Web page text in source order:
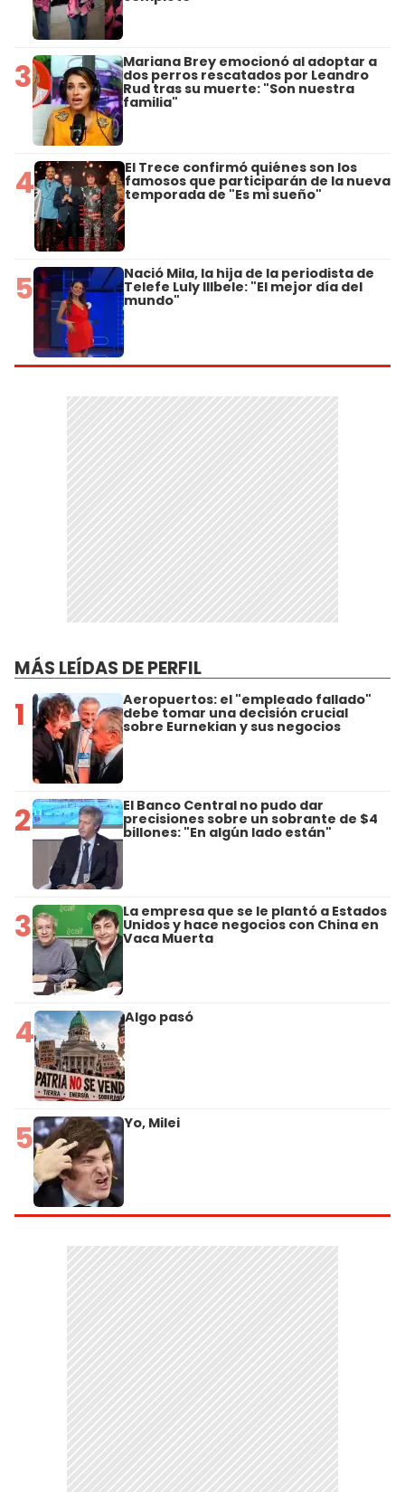
3 Mariana Brey emocionó al adoptar a
dos perros rescatados por Leandro
Rud tras su muerte: "Son nuestra
familia"
4 El Trece confirmó quiénes son los
famosos que participarán de la nueva
temporada de "Es mi sueño"
5 Nació Mila, la hija de la periodista de
Telefe Luly Illbele: "El mejor día del
mundo"
MÁS LEÍDAS DE PERFIL
1 Aeropuertos: el "empleado fallado"
debe tomar una decisión crucial
sobre Eurnekian y sus negocios
2 El Banco Central no pudo dar
precisiones sobre un sobrante de $4
billones: "En algún lado están"
3 La empresa que se le plantó a Estados
Unidos y hace negocios con China en
Vaca Muerta
4 Algo pasó
5 Yo, Milei